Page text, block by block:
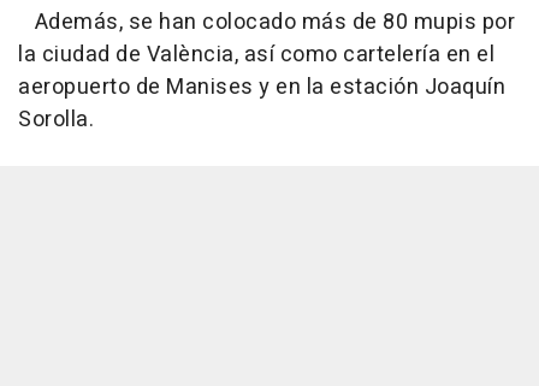
Además, se han colocado más de 80 mupis por
la ciudad de València, así como cartelería en el
aeropuerto de Manises y en la estación Joaquín
Sorolla.